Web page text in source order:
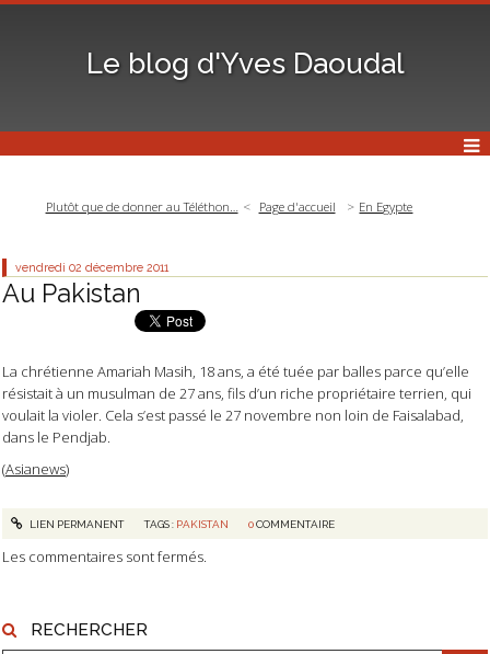
Le blog d'Yves Daoudal
RECHERCHER
Plutôt que de donner au Téléthon… Page d'accueil En Egypte
vendredi 02 décembre 2011
Au Pakistan
La chrétienne Amariah Masih, 18 ans, a été tuée par balles parce qu’elle
résistait à un musulman de 27 ans, fils d’un riche propriétaire terrien, qui
voulait la violer. Cela s’est passé le 27 novembre non loin de Faisalabad,
dans le Pendjab.
(Asianews)
LIEN PERMANENT TAGS : PAKISTAN 0COMMENTAIRE
Les commentaires sont fermés.